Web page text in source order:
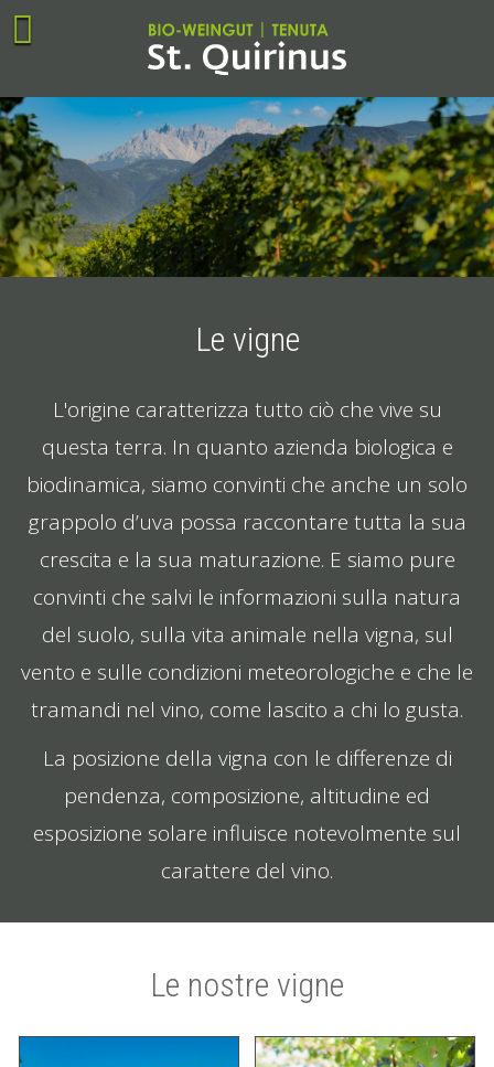
Le vigne
L'origine caratterizza tutto ciò che vive su
questa terra. In quanto azienda biologica e
biodinamica, siamo convinti che anche un solo
grappolo d’uva possa raccontare tutta la sua
crescita e la sua maturazione. E siamo pure
convinti che salvi le informazioni sulla natura
del suolo, sulla vita animale nella vigna, sul
vento e sulle condizioni meteorologiche e che le
tramandi nel vino, come lascito a chi lo gusta.
La posizione della vigna con le differenze di
pendenza, composizione, altitudine ed
esposizione solare influisce notevolmente sul
carattere del vino.
Le nostre vigne